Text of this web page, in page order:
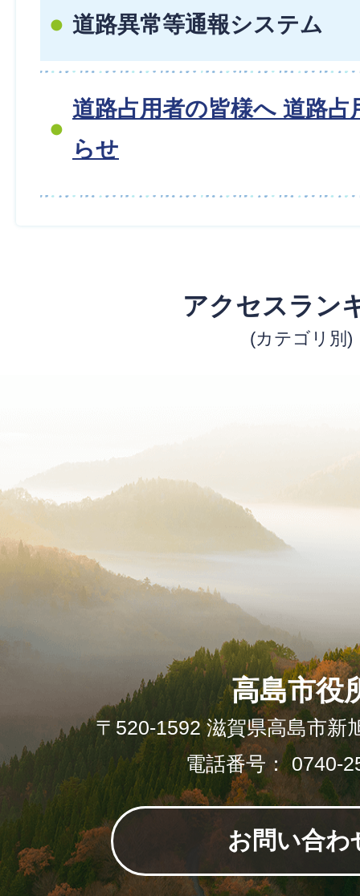
道路異常等通報システム
道路占用者の皆様へ 道路占
らせ
アクセスラン
(カテゴリ別)
高島市役
〒520-1592 滋賀県高島市新
電話番号： 0740-
お問い合わ